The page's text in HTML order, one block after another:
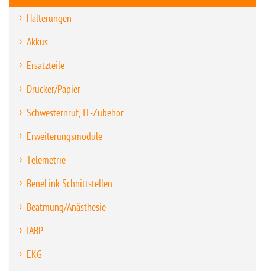
Halterungen
Akkus
Ersatzteile
Drucker/Papier
Schwesternruf, IT-Zubehör
Erweiterungsmodule
Telemetrie
BeneLink Schnittstellen
Beatmung/Anästhesie
IABP
EKG